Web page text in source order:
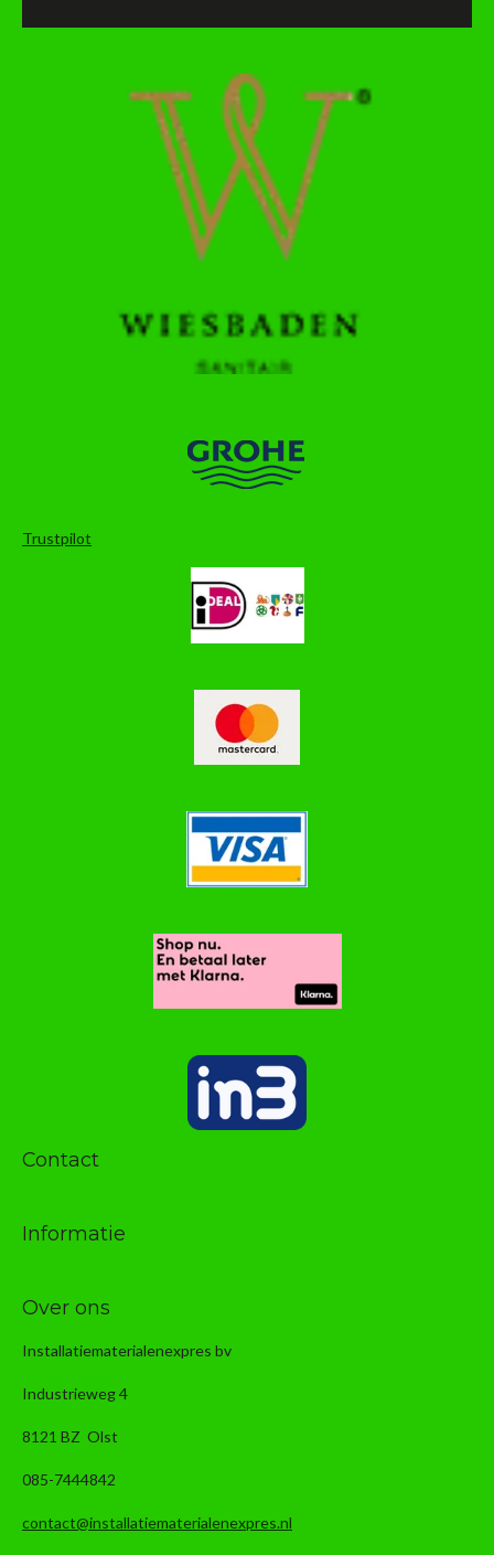
Trustpilot
Contact
Informatie
Over ons
Installatiematerialenexpres bv
Industrieweg 4
8121 BZ Olst
085-7444842
contact@installatiematerialenexpres.nl